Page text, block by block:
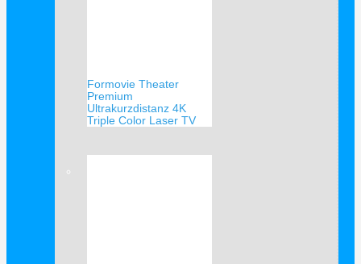
Formovie Theater
Premium
Ultrakurzdistanz 4K
Triple Color Laser TV